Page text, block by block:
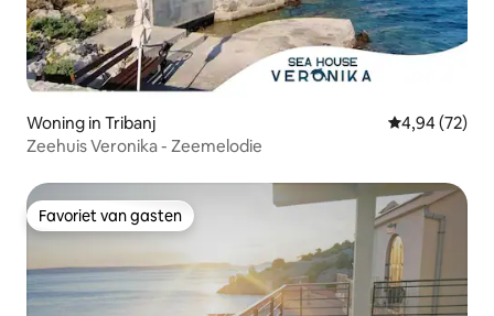
Woning in Tribanj Gemiddelde
4,94 (72)
Zeehuis Veronika - Zeemelodie
Favoriet van gasten
Favoriet van gasten